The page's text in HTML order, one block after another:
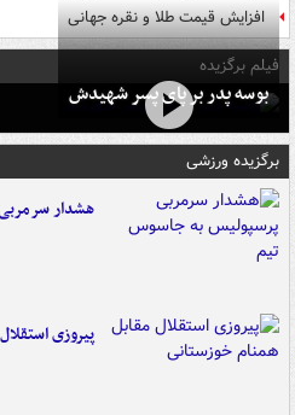
افزایش قیمت طلا و نقره جهانی
فیلم برگزیده
بوسه‌ پدر بر پای پسر شهیدش
برگزیده ورزشی
هشدار
پیروزی